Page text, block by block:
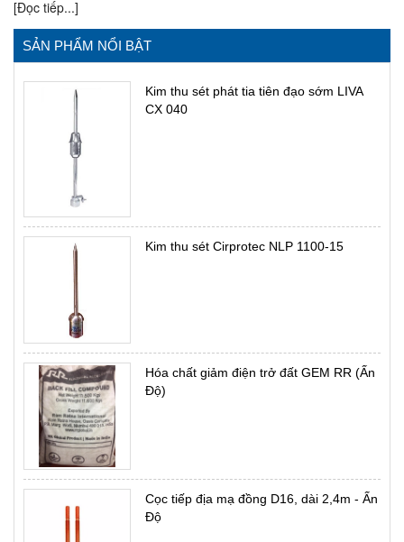
[Đọc tiếp...]
SẢN PHẨM NỔI BẬT
Kim thu sét phát tia tiên đạo sớm LIVA
CX 040
Kim thu sét Cirprotec NLP 1100-15
Hóa chất giảm điện trở đất GEM RR (Ấn
Độ)
Cọc tiếp địa mạ đồng D16, dài 2,4m - Ấn
Độ